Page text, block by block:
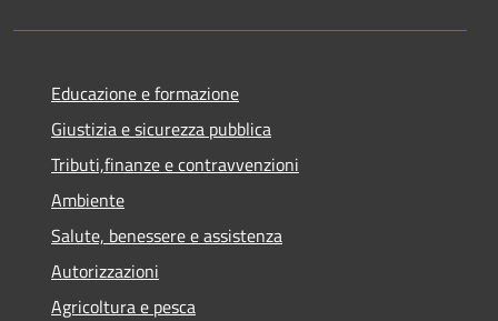
Educazione e formazione
Giustizia e sicurezza pubblica
Tributi,finanze e contravvenzioni
Ambiente
Salute, benessere e assistenza
Autorizzazioni
Agricoltura e pesca